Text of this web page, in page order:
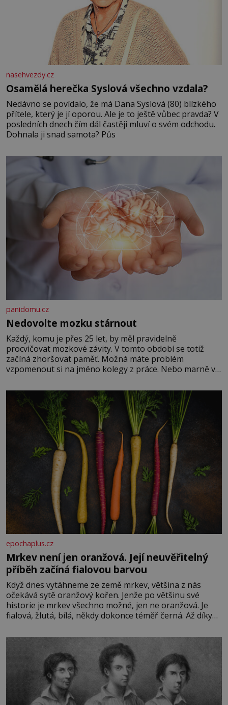
nasehvezdy.cz
Osamělá herečka Syslová všechno vzdala?
Nedávno se povídalo, že má Dana Syslová (80) blízkého
přítele, který je jí oporou. Ale je to ještě vůbec pravda? V
posledních dnech čím dál častěji mluví o svém odchodu.
Dohnala ji snad samota? Půs
panidomu.cz
Nedovolte mozku stárnout
Každý, komu je přes 25 let, by měl pravidelně
procvičovat mozkové závity. V tomto období se totiž
začíná zhoršovat paměť. Možná máte problém
vzpomenout si na jméno kolegy z práce. Nebo marně v
Je to opravdu tak, s věkem jako kdyby se paměť
rozhodla stávkovat. Cvičte
epochaplus.cz
Mrkev není jen oranžová. Její neuvěřitelný
příběh začíná fialovou barvou
Když dnes vytáhneme ze země mrkev, většina z nás
očekává sytě oranžový kořen. Jenže po většinu své
historie je mrkev všechno možné, jen ne oranžová. Je
fialová, žlutá, bílá, někdy dokonce téměř černá. Až díky
bez které si českou zahradu ani nedokážeme představit.